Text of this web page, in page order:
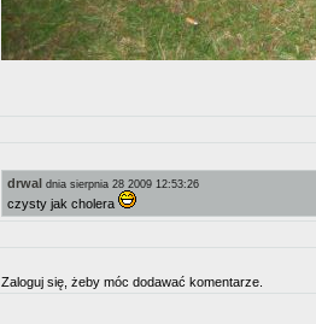
drwal dnia sierpnia 28 2009 12:53:26
czysty jak cholera
Zaloguj się, żeby móc dodawać komentarze.